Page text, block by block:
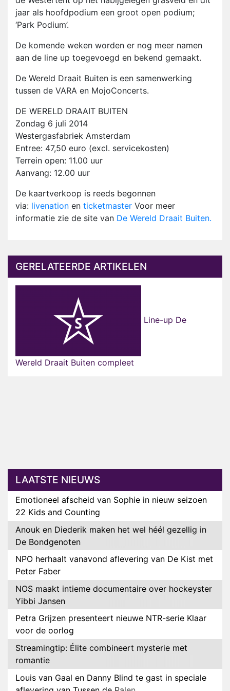
jaar als hoofdpodium een groot open podium;
‘Park Podium’.
De komende weken worden er nog meer namen
aan de line up toegevoegd en bekend gemaakt.
De Wereld Draait Buiten is een samenwerking
tussen de VARA en MojoConcerts.
DE WERELD DRAAIT BUITEN
Zondag 6 juli 2014
Westergasfabriek Amsterdam
Entree: 47,50 euro (excl. servicekosten)
Terrein open: 11.00 uur
Aanvang: 12.00 uur
De kaartverkoop is reeds begonnen
via: livenation en ticketmaster Voor meer
informatie zie de site van De Wereld Draait Buiten.
GERELATEERDE ARTIKELEN
Line-up De
Wereld Draait Buiten compleet
LAATSTE NIEUWS
Emotioneel afscheid van Sophie in nieuw seizoen
22 Kids and Counting
Anouk en Diederik maken het wel héél gezellig in
De Bondgenoten
NPO herhaalt vanavond aflevering van De Kist met
Peter Faber
NOS maakt intieme documentaire over hockeyster
Yibbi Jansen
Petra Grijzen presenteert nieuwe NTR-serie Klaar
voor de oorlog
Streamingtip: Élite combineert mysterie met
romantie
Louis van Gaal en Danny Blind te gast in speciale